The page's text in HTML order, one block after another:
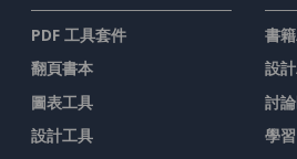
PDF 工具套件
翻頁書本
圖表工具
設計工具
書
設
討
學習